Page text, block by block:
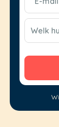
mail
(Vereist)
CAPTCHA
Welk